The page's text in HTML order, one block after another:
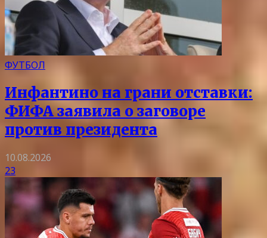
ФУТБОЛ
Инфантино на грани отставки:
ФИФА заявила о заговоре
против президента
10.08.2026
23